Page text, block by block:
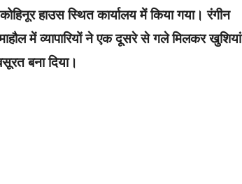
हाउस स्थित कार्यालय में किया गया। रंगीन
में व्यापारियों ने एक दूसरे से गले मिलकर खुशियां
बना दिया।